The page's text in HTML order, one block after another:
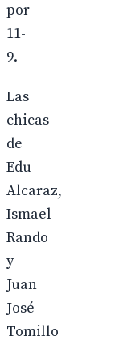
por
11-
9.
Las
chicas
de
Edu
Alcaraz,
Ismael
Rando
y
Juan
José
Tomillo